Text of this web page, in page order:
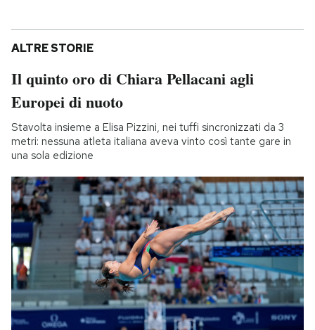
ALTRE STORIE
Il quinto oro di Chiara Pellacani agli
Europei di nuoto
Stavolta insieme a Elisa Pizzini, nei tuffi sincronizzati da 3
metri: nessuna atleta italiana aveva vinto così tante gare in
una sola edizione